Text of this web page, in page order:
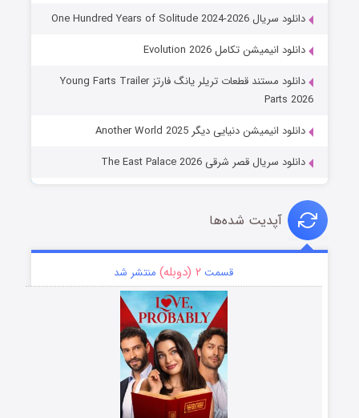
دانلود سریال One Hundred Years of Solitude 2024-2026
دانلود انیمیشن تکامل Evolution 2026
دانلود مستند قطعات تریلر یانگ فارتز Young Farts Trailer
Parts 2026
دانلود انیمیشن دنیایی دیگر Another World 2025
دانلود سریال قصر شرقی The East Palace 2026
آپدیت شده‌ها
قسمت ۲ (دوبله) منتشر شد